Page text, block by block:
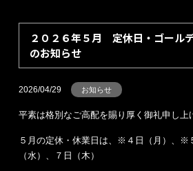
２０２６年５月 定休日・ゴール
のお知らせ
2026/04/29 お知らせ
平素は格別なご高配を賜り厚く御礼申し上
５月の定休・休業日は、※４日（月）、※
（水）、７日（木）